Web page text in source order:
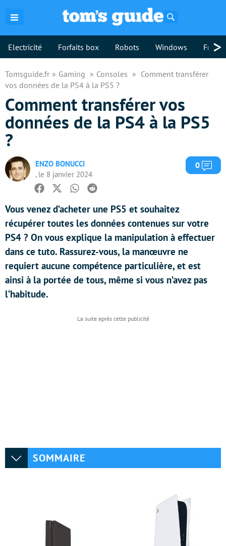
Electricité Forfaits box Robots Windows >
Tomsguide.fr Gaming Consoles
Comment transférer
vos données de la PS4 à la PS5 ?
Comment transférer vos
données de la PS4 à la PS5
?
ENZO BONUCCI
, le 8 janvier 2024
0
Facebook
TwitterWhatsapp
Reddit
Vous venez d’acheter une PS5 et souhaitez
récupérer toutes les données contenues sur votre
PS4 ? On vous explique la manipulation à effectuer
dans ce tuto. Rassurez-vous, la manœuvre ne
requiert aucune compétence particulière, et est
ainsi à la portée de tous, même si vous n’avez pas
l’habitude.
SOMMAIRE